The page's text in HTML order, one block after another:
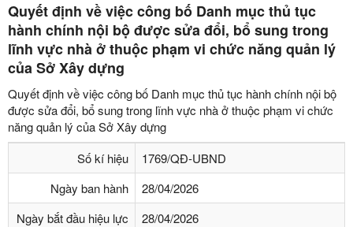
Quyết định về việc công bố Danh mục thủ tục
hành chính nội bộ được sửa đổi, bổ sung trong
lĩnh vực nhà ở thuộc phạm vi chức năng quản lý
của Sở Xây dựng
Quyết định về việc công bố Danh mục thủ tục hành chính nội bộ
được sửa đổi, bổ sung trong lĩnh vực nhà ở thuộc phạm vi chức
năng quản lý của Sở Xây dựng
Số kí hiệu
1769/QĐ-UBND
Ngày ban hành
28/04/2026
Ngày bắt đầu hiệu lực
28/04/2026